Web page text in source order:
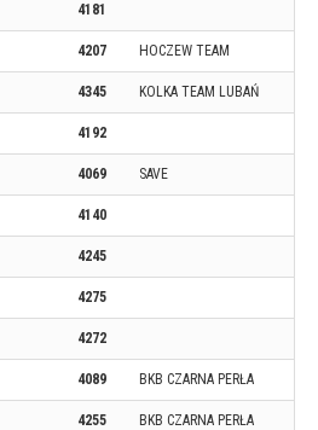
4181
4207 HOCZEW TEAM
4345 KOLKA TEAM LUBAŃ
4192
4069 SAVE
4140
4245
4275
4272
4089 BKB CZARNA PERŁA
4255 BKB CZARNA PERŁA